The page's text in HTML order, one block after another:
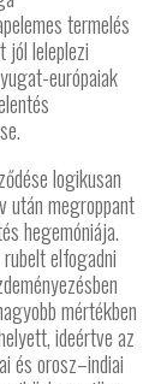
termelés
jól leleplezi
európaiak
logikusan
után megroppant
hegemóniája.
elfogadni
mértékben
ideértve az
és orosz–indiai